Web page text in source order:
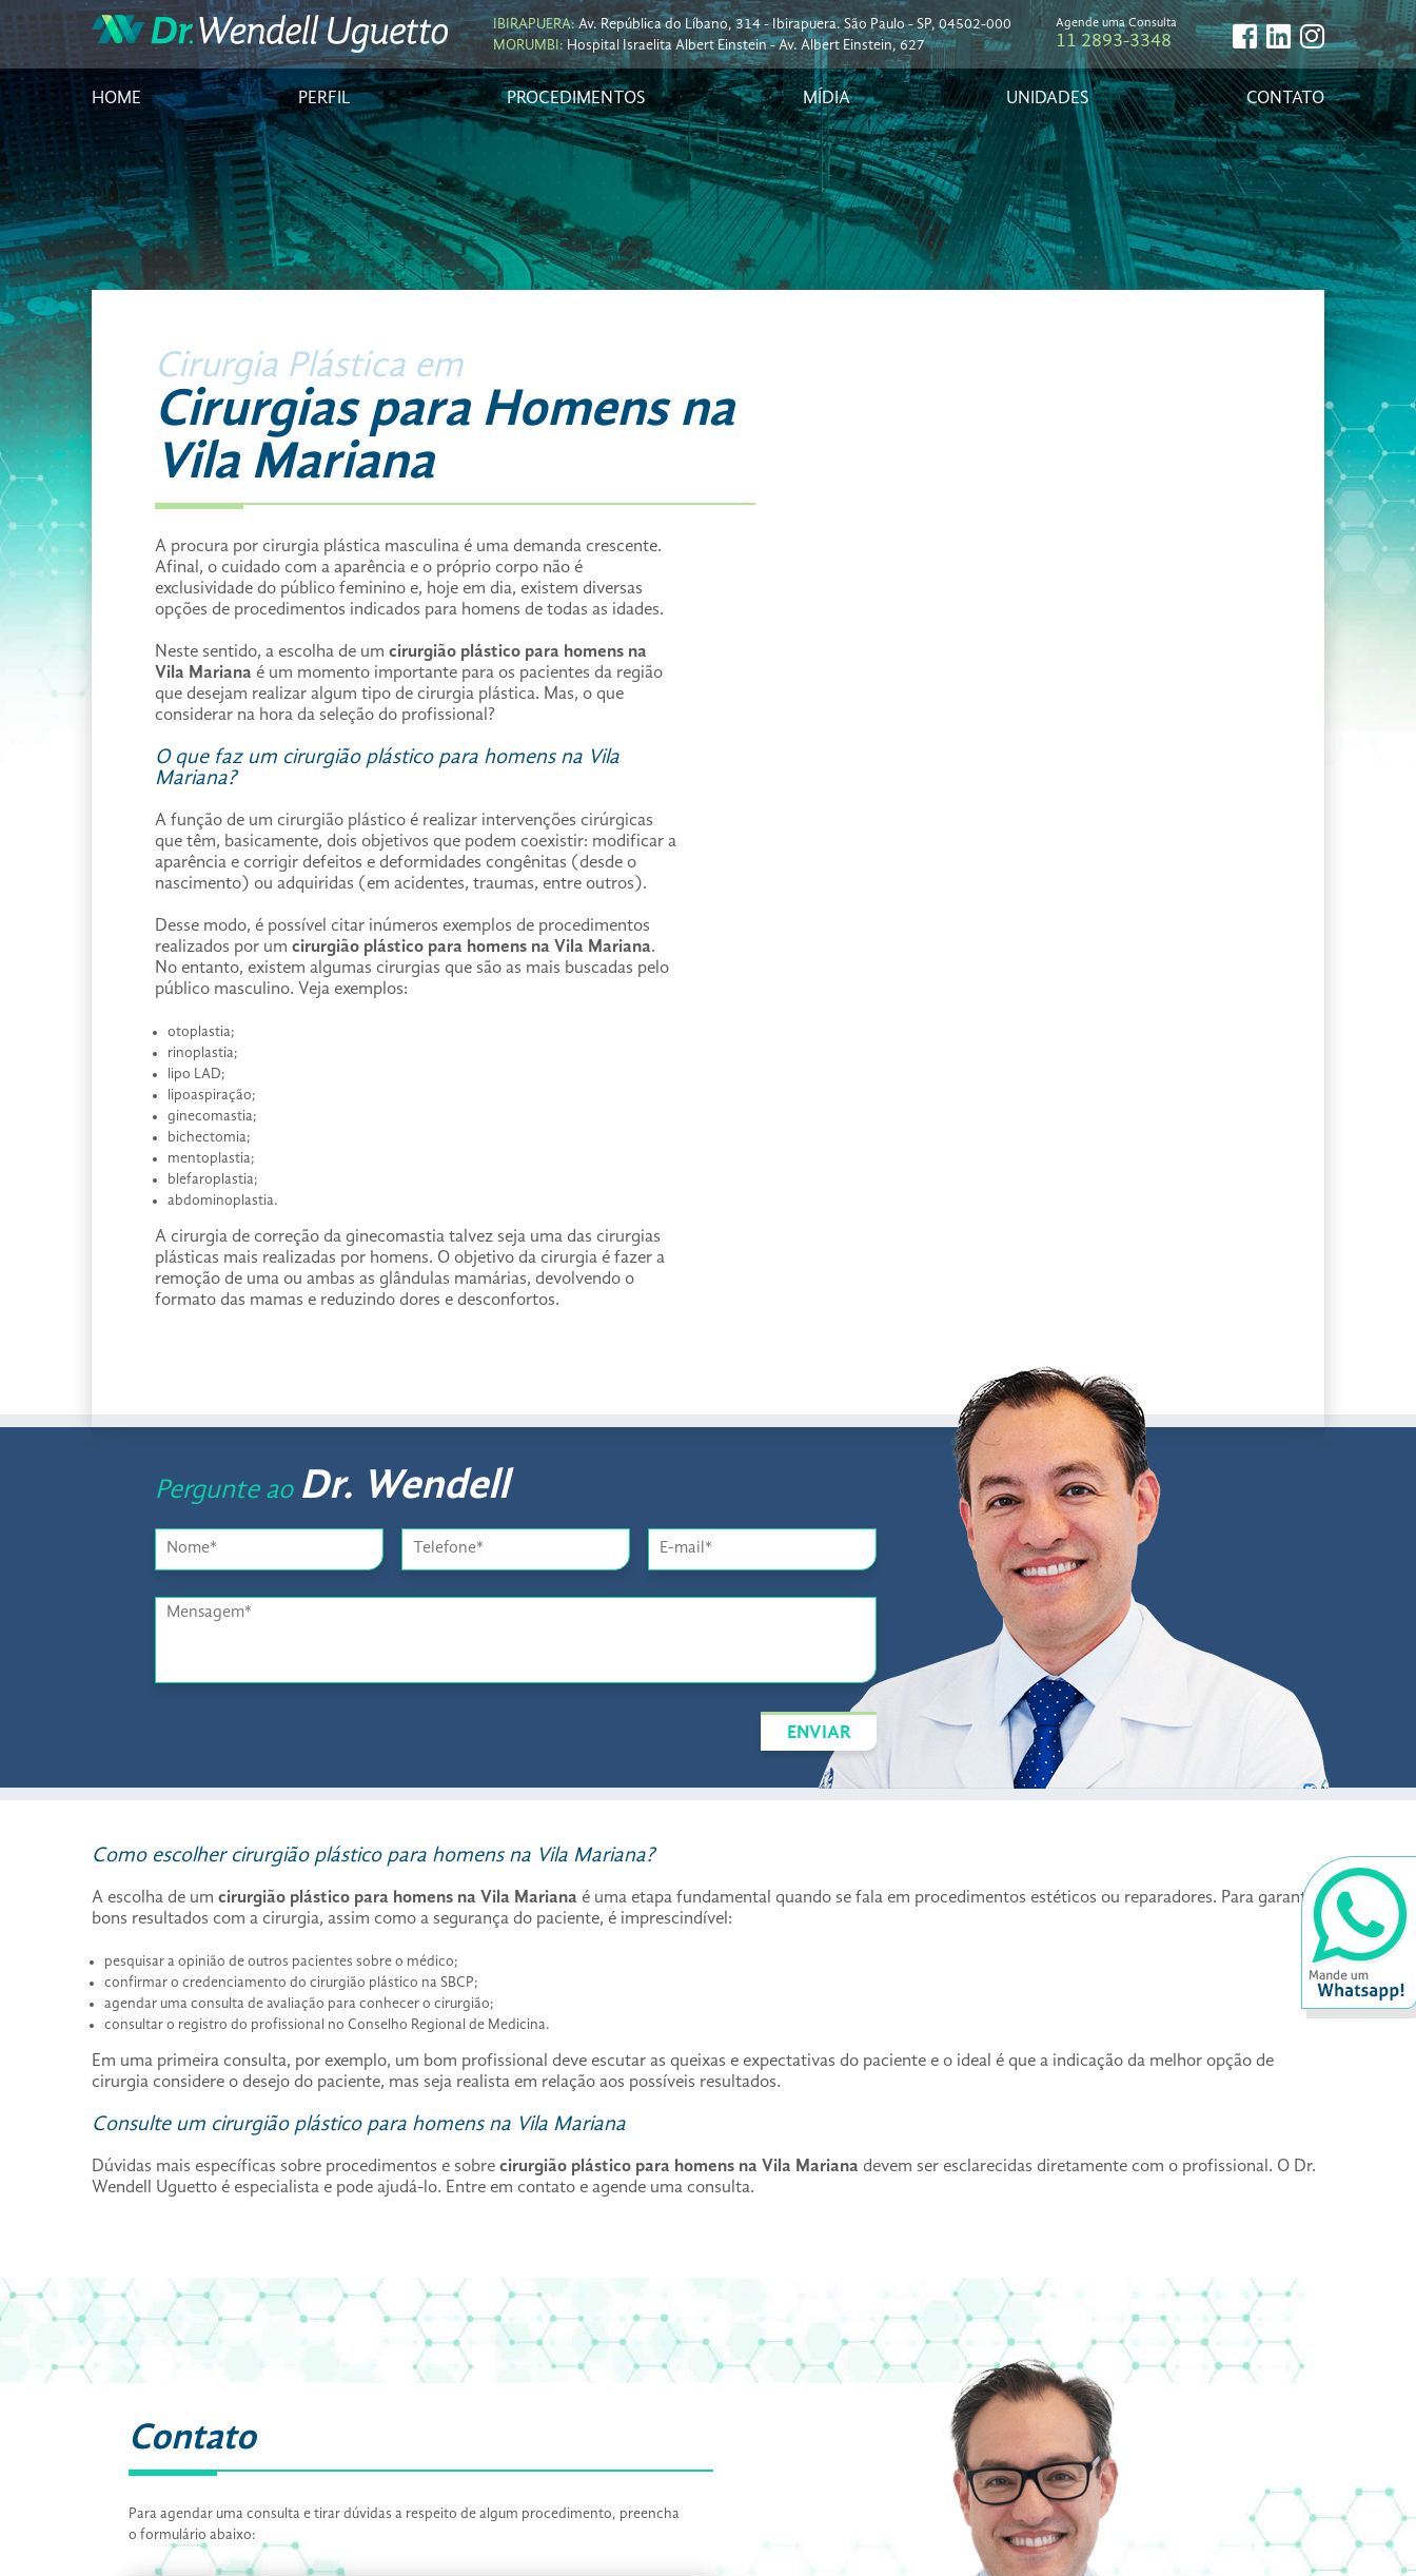
IBIRAPUERA:Av. República do Líbano, 314 - Ibirapuera. São Paulo - SP, 04502-000
MORUMBI:Hospital Israelita Albert Einstein - Av. Albert Einstein, 627
Agende uma Consulta
11 2893-3348
HOME PERFIL PROCEDIMENTOS MÍDIA UNIDADES CONTATO
Cirurgia Plástica em
Cirurgias para Homens na
Vila Mariana
A procura por cirurgia plástica masculina é uma demanda crescente.
Afinal, o cuidado com a aparência e o próprio corpo não é
exclusividade do público feminino e, hoje em dia, existem diversas
opções de procedimentos indicados para homens de todas as idades.
Neste sentido, a escolha de um cirurgião plástico para homens na
Vila Mariana é um momento importante para os pacientes da região
que desejam realizar algum tipo de cirurgia plástica. Mas, o que
considerar na hora da seleção do profissional?
O que faz um cirurgião plástico para homens na Vila
Mariana?
A função de um cirurgião plástico é realizar intervenções cirúrgicas
que têm, basicamente, dois objetivos que podem coexistir: modificar a
aparência e corrigir defeitos e deformidades congênitas (desde o
nascimento) ou adquiridas (em acidentes, traumas, entre outros).
Desse modo, é possível citar inúmeros exemplos de procedimentos
realizados por um cirurgião plástico para homens na Vila Mariana.
No entanto, existem algumas cirurgias que são as mais buscadas pelo
público masculino. Veja exemplos:
otoplastia;
rinoplastia;
lipo LAD;
lipoaspiração;
ginecomastia;
bichectomia;
mentoplastia;
blefaroplastia;
abdominoplastia.
A cirurgia de correção da ginecomastia talvez seja uma das cirurgias
plásticas mais realizadas por homens. O objetivo da cirurgia é fazer a
remoção de uma ou ambas as glândulas mamárias, devolvendo o
formato das mamas e reduzindo dores e desconfortos.
Pergunte ao Dr. Wendell
ENVIAR
Como escolher cirurgião plástico para homens na Vila Mariana?
A escolha de um cirurgião plástico para homens na Vila Mariana é uma etapa fundamental quando se fala em procedimentos estéticos ou reparadores. Para garantir
bons resultados com a cirurgia, assim como a segurança do paciente, é imprescindível:
pesquisar a opinião de outros pacientes sobre o médico;
confirmar o credenciamento do cirurgião plástico na SBCP;
agendar uma consulta de avaliação para conhecer o cirurgião;
consultar o registro do profissional no Conselho Regional de Medicina.
Em uma primeira consulta, por exemplo, um bom profissional deve escutar as queixas e expectativas do paciente e o ideal é que a indicação da melhor opção de
cirurgia considere o desejo do paciente, mas seja realista em relação aos possíveis resultados.
Consulte um cirurgião plástico para homens na Vila Mariana
Dúvidas mais específicas sobre procedimentos e sobre cirurgião plástico para homens na Vila Mariana devem ser esclarecidas diretamente com o profissional. O Dr.
Wendell Uguetto é especialista e pode ajudá-lo. Entre em contato e agende uma consulta.
Contato
Para agendar uma consulta e tirar dúvidas a respeito de algum procedimento, preencha
o formulário abaixo: